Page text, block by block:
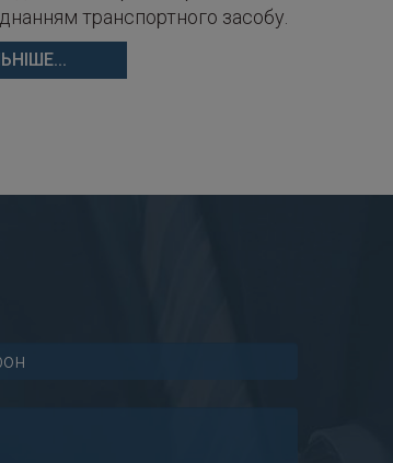
транспортного засобу.